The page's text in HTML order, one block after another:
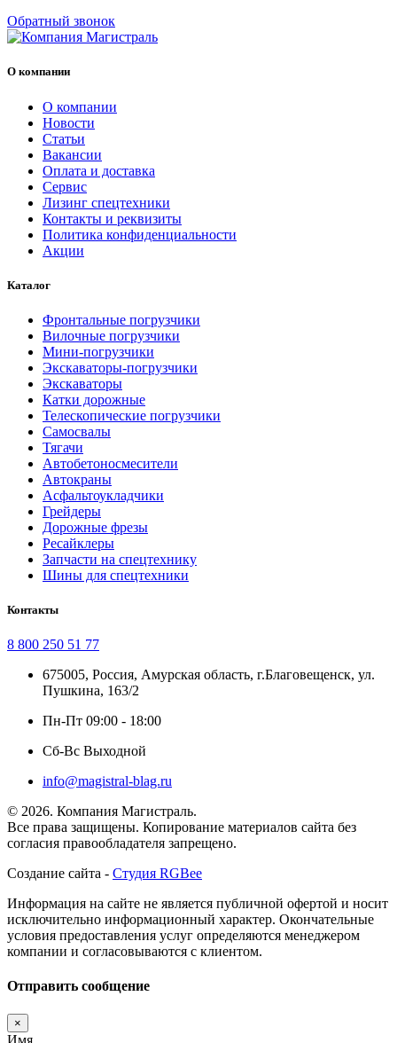
Обратный звонок
О компании
О компании
Новости
Статьи
Вакансии
Оплата и доставка
Сервис
Лизинг спецтехники
Контакты и реквизиты
Политика конфиденциальности
Акции
Каталог
Фронтальные погрузчики
Вилочные погрузчики
Мини-погрузчики
Экскаваторы-погрузчики
Экскаваторы
Катки дорожные
Телескопические погрузчики
Самосвалы
Тягачи
Автобетоносмесители
Автокраны
Асфальтоукладчики
Грейдеры
Дорожные фрезы
Ресайклеры
Запчасти на спецтехнику
Шины для спецтехники
Контакты
8 800 250 51 77
675005, Россия, Амурская область, г.Благовещенск, ул.
Пушкина, 163/2
Пн-Пт 09:00 - 18:00
Сб-Вс Выходной
info@magistral-blag.ru
© 2026. Компания Магистраль.
Все права защищены. Копирование материалов сайта без
согласия правообладателя запрещено.
Создание сайта - Студия RGBee
Информация на сайте не является публичной офертой и носит
исключительно информационный характер. Окончательные
условия предоставления услуг определяются менеджером
компании и согласовываются с клиентом.
Отправить сообщение
×
Имя